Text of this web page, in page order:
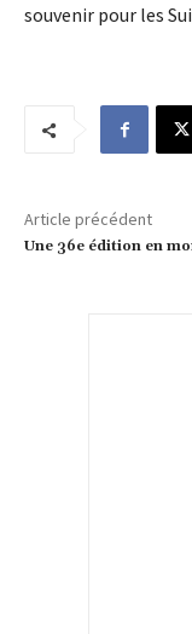
souvenir pour les
Article précédent
Une 36e édition en